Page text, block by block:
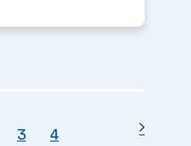
Page
3 Page
4
Page